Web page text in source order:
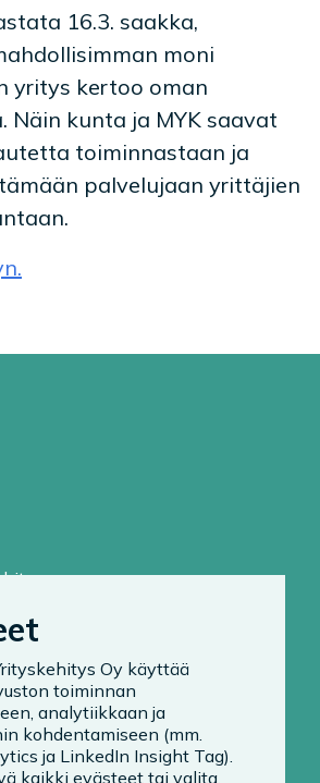
16.3. saakka,
moni
yritys kertoo oman
Näin kunta ja MYK saavat
toiminnastaan ja
palvelujaan yrittäjien
Oy käyttää
toiminnan
analytiikkaan ja
kohdentamiseen (mm.
ja LinkedIn Insight Tag).
kaikki evästeet tai valita,